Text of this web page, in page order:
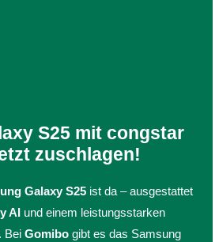
S25 mit congstar
zuschlagen!
Galaxy S25 ist da – ausgestattet
AI und einem leistungsstarken
Bei Gomibo gibt es das Samsung